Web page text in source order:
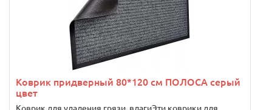
Коврик придверный 80*120 см ПОЛОСА серый
цвет